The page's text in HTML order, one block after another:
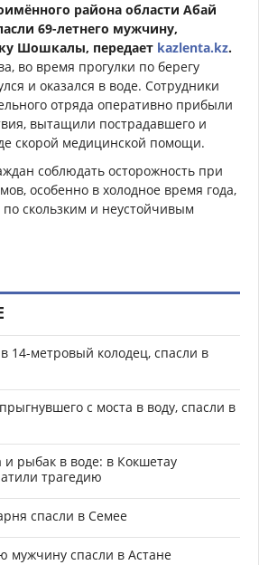
района области Абай
69-летнего мужчину,
Шошкалы, передает kazlenta.kz.
во время прогулки по берегу
и оказался в воде. Сотрудники
отряда оперативно прибыли
вытащили пострадавшего и
скорой медицинской помощи.
соблюдать осторожность при
особенно в холодное время года,
по скользким и неустойчивым
14-метровый колодец, спасли в
с моста в воду, спасли в
и рыбак в воде: в Кокшетау
трагедию
спасли в Семее
мужчину спасли в Астане